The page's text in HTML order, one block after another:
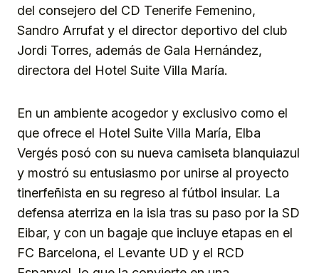
del consejero del CD Tenerife Femenino,
Sandro Arrufat y el director deportivo del club
Jordi Torres, además de Gala Hernández,
directora del Hotel Suite Villa María.
En un ambiente acogedor y exclusivo como el
que ofrece el Hotel Suite Villa María, Elba
Vergés posó con su nueva camiseta blanquiazul
y mostró su entusiasmo por unirse al proyecto
tinerfeñista en su regreso al fútbol insular. La
defensa aterriza en la isla tras su paso por la SD
Eibar, y con un bagaje que incluye etapas en el
FC Barcelona, el Levante UD y el RCD